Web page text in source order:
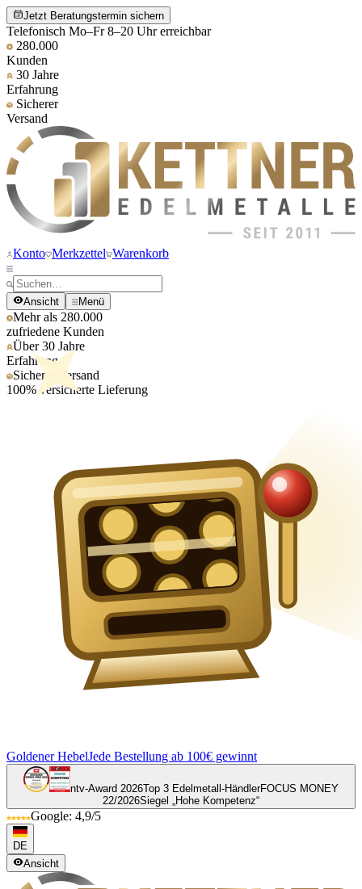
Jetzt Beratungstermin sichern
Telefonisch Mo–Fr 8–20 Uhr erreichbar
280.000
Kunden
30 Jahre
Erfahrung
Sicherer
Versand
Konto Merkzettel Warenkorb
Ansicht Menü
Mehr als 280.000
zufriedene Kunden
Über 30 Jahre
Erfahrung
Sicherer Versand
100% versicherte Lieferung
Goldener HebelJede Bestellung ab 100€ gewinnt
ntv-Award 2026Top 3 Edelmetall-HändlerFOCUS MONEY
22/2026Siegel „Hohe Kompetenz“
Google: 4,9/5
DE
Ansicht